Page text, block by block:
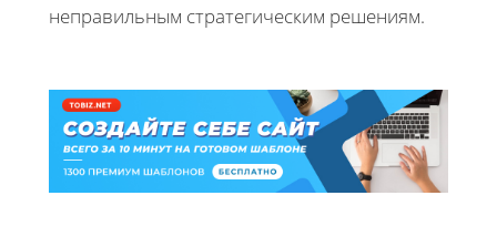
неправильным стратегическим решениям.